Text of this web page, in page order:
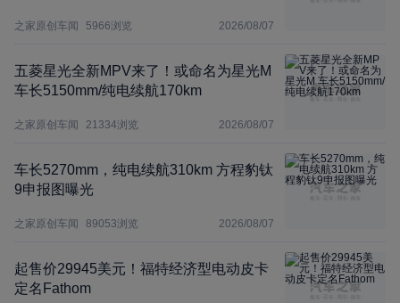
之家原创车闻 5966浏览 2026/08/07
五菱星光全新MPV来了！或命名为星光M
车长5150mm/纯电续航170km
之家原创车闻 21334浏览 2026/08/07
车长5270mm，纯电续航310km 方程豹钛
9申报图曝光
之家原创车闻 89053浏览 2026/08/07
起售价29945美元！福特经济型电动皮卡
定名Fathom